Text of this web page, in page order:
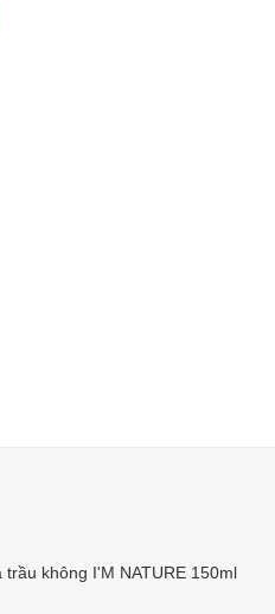
trầu không I'M NATURE 150ml